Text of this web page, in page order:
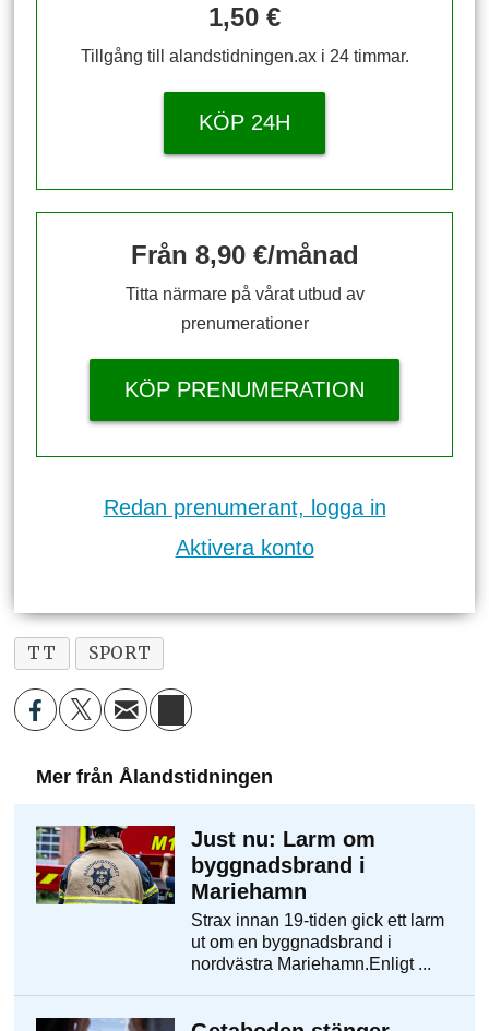
1,50 €
Tillgång till alandstidningen.ax i 24 timmar.
KÖP 24H
Från 8,90 €/månad
Titta närmare på vårat utbud av
prenumerationer
KÖP PRENUMERATION
Redan prenumerant, logga in
Aktivera konto
TT SPORT